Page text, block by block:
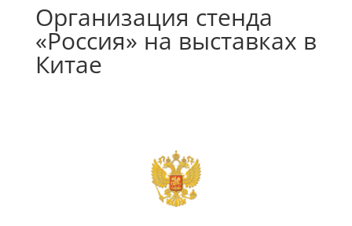
Организация стенда
«Россия» на выставках в
Китае